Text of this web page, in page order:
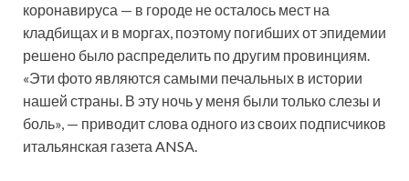
коронавируса — в городе не осталось мест на
кладбищах и в моргах, поэтому погибших от эпидемии
решено было распределить по другим провинциям.
«Эти фото являются самыми печальных в истории
нашей страны. В эту ночь у меня были только слезы и
боль», — приводит слова одного из своих подписчиков
итальянская газета ANSA.